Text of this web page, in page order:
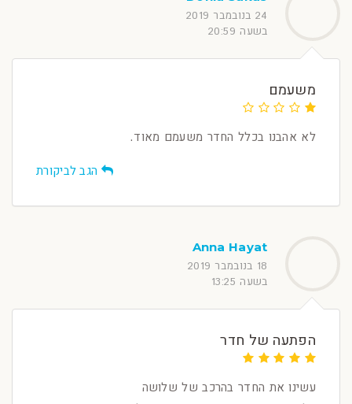
24 בנובמבר 2019
בשעה 20:59
משעמם
לא אהבנו בכלל החדר משעמם מאוד.
הגב לביקורת
Anna Hayat
18 בנובמבר 2019
בשעה 13:25
הפתעה של חדר
עשינו את החדר בהרכב של שלושה